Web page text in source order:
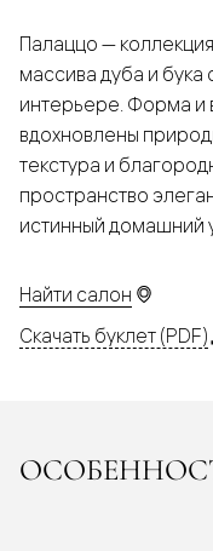
Палаццо —
массива дуба и
интерьере. Форма и
вдохновлены
текстура и
пространство
истинный домашний
Найти салон
Скачать буклет (PDF)